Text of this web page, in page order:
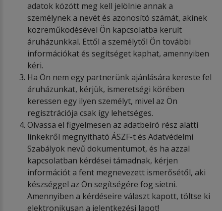
adatok között meg kell jelölnie annak a
személynek a nevét és azonosító számát, akinek
közreműködésével Ön kapcsolatba került
áruházunkkal. Ettől a személytől Ön további
információkat és segítséget kaphat, amennyiben
kéri.
Ha Ön nem egy partnerünk ajánlására kereste fel
áruházunkat, kérjük, ismeretségi körében
keressen egy ilyen személyt, mivel az Ön
regisztrációja csak így lehetséges.
Olvassa el figyelmesen az adatbeíró rész alatti
linkekről megnyitható ÁSZF-t és Adatvédelmi
Szabályok nevű dokumentumot, és ha azzal
kapcsolatban kérdései támadnak, kérjen
információt a fent megnevezett ismerősétől, aki
készséggel az Ön segítségére fog sietni.
Amennyiben a kérdéseire választ kapott, töltse ki
elektronikusan a jelentkezési lapot!